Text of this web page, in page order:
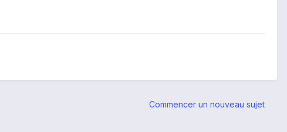
Commencer un nouveau sujet